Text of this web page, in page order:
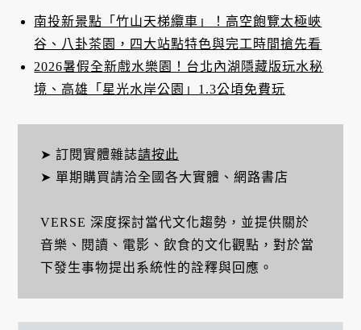
南投新景點「竹山天梯纜車」！高空飽覽太極峽
谷、八卦茶園，四大站點特色與完工時間搶先看
2026暑假全新戲水樂園！台北內湖隱藏版玩水秘
境、高雄「星光水岸公園」1.3公頃免費玩
➤ 訂閱實體雜誌請按此
➤ 單期購買請洽全國各大實體、網路書店
VERSE 深度探討當代文化趨勢，並提供關於
音樂、閱讀、電影、飲食的文化觀點，對於當
下發生事物提出系統性的詮釋與回應。